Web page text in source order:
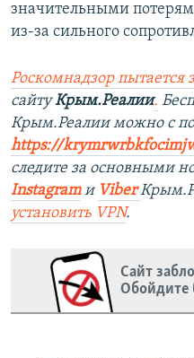
значительными
из-за сильного
Роскомнадзор пытается
сайтуКрым.Реалии.
Крым.Реалии можно с
https://
следите за основными
Instagram и Viber
установить VPN.
Сайт
Обойдите